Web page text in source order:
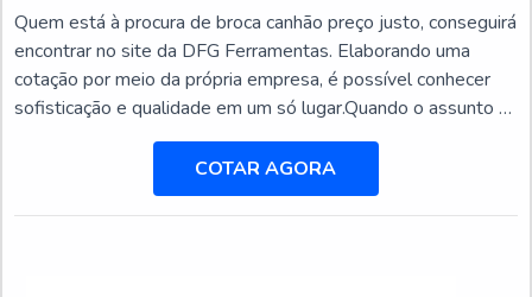
Quem está à procura de broca canhão preço justo, conseguirá
encontrar no site da DFG Ferramentas. Elaborando uma
cotação por meio da própria empresa, é possível conhecer
sofisticação e qualidade em um só lugar.Quando o assunto é
broca canhão preço acessível, com a equipe da DFG
Ferramentas o cliente encontrará excelente custo-benefício
com setor exclusivo de assistência técnica para suprir a
necessidade de cada cliente.BROCA CANHÃO PREÇ...
COTAR AGORA